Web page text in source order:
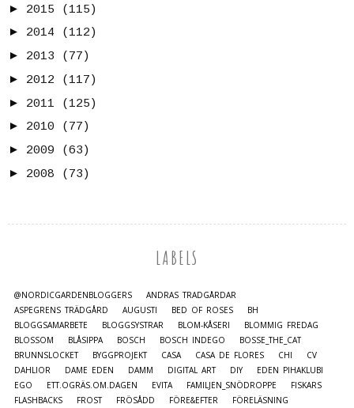
► 2015
(115)
► 2014
(112)
► 2013
(77)
► 2012
(117)
► 2011
(125)
► 2010
(77)
► 2009
(63)
► 2008 (73)
LABELS
@NORDICGARDENBLOGGERS
ANDRAS TRÄDGÅRDAR
ASPEGRENS TRÄDGÅRD
AUGUSTI BED OF ROSES
BH
BLOGGSAMARBETE
BLOGGSYSTRAR BLOM-KÅSERI
BLOMMIG FREDAG
BLOSSOM
BLÅSIPPA BOSCH BOSCH INDEGO
BOSSE_THE_CAT
BRUNNSLOCKET
BYGGPROJEKT CASA CASA DE FLORES CHI
CV
DAHLIOR
DAME EDEN DAMM DIGITAL ART DIY
EDEN PIHAKLUBI
EGO
ETT.OGRÄS.OM.DAGEN EVITA FAMILJEN_SNÖDROPPE
FISKARS
FLASHBACKS
FROST FRÖSÅDD FÖRE&EFTER
FÖRELÄSNING